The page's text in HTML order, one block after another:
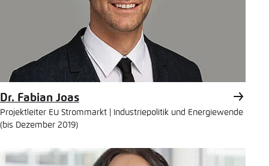
Dr. Fabian Joas
Projektleiter EU Strommarkt | Industriepolitik und Energiewende
(bis Dezember 2019)